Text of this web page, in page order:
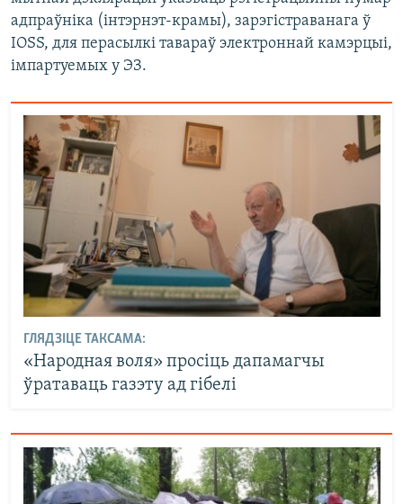
адпраўніка (інтэрнэт-крамы), зарэгістраванага ў
IOSS, для перасылкі тавараў электроннай камэрцыі,
імпартуемых у ЭЗ.
ГЛЯДЗІЦЕ ТАКСАМА:
«Народная воля» просіць дапамагчы
ўратаваць газэту ад гібелі